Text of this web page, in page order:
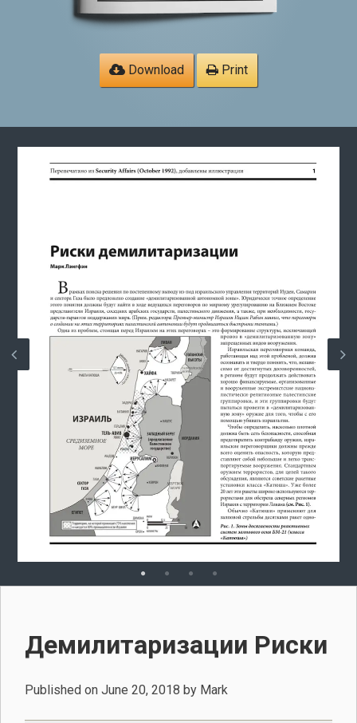
Download Print
Демилитаризации Риски
Published on June 20, 2018 by Mark